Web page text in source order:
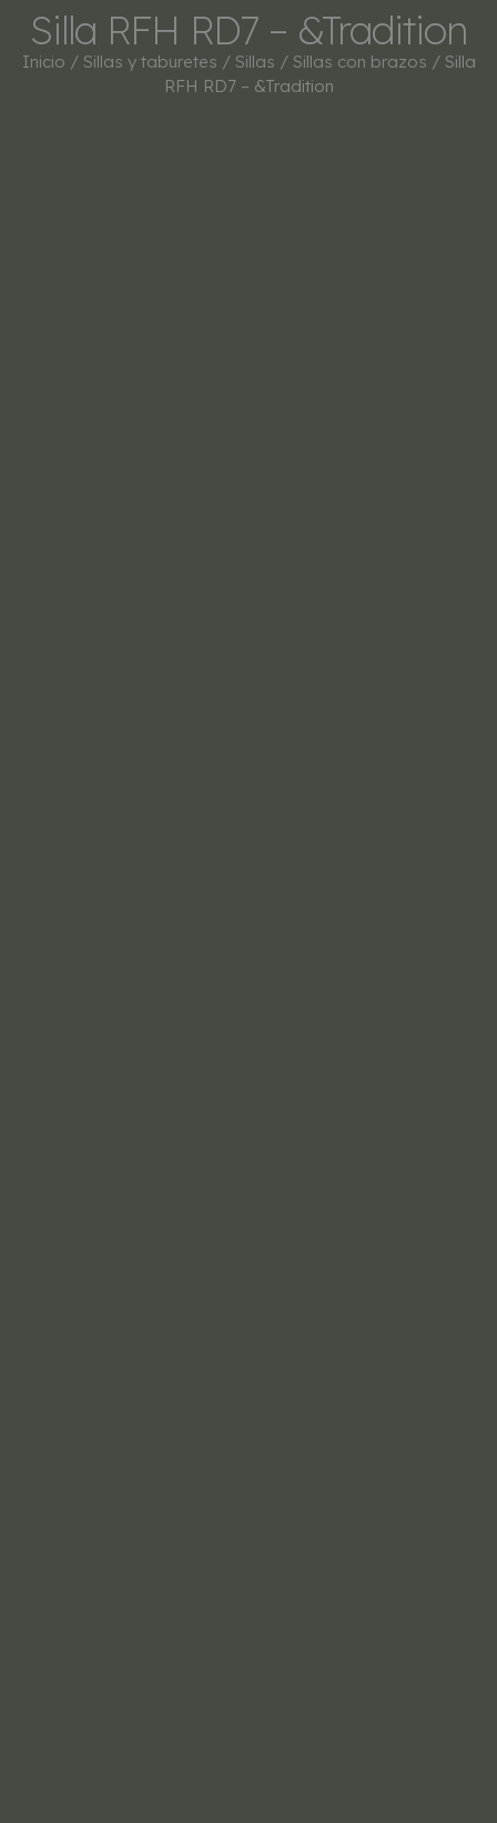
Silla RFH RD7 – &Tradition
Inicio / Sillas y taburetes / Sillas / Sillas con brazos / Silla
RFH RD7 – &Tradition